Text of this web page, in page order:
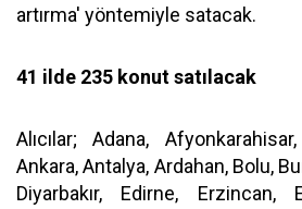
artırma' yöntemiyle satacak.
41 ilde 235 konut satılacak
Alıcılar; Adana,
Ankara, Antalya, Ardahan, Bolu,
Diyarbakır, Edirne, Erzincan,